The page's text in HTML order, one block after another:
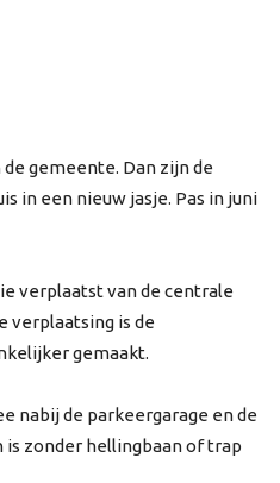
gemeente. Dan zijn de
in een nieuw jasje. Pas in juni
verplaatst van de centrale
verplaatsing is de
gemaakt.
nabij de parkeergarage en de
is zonder hellingbaan of trap